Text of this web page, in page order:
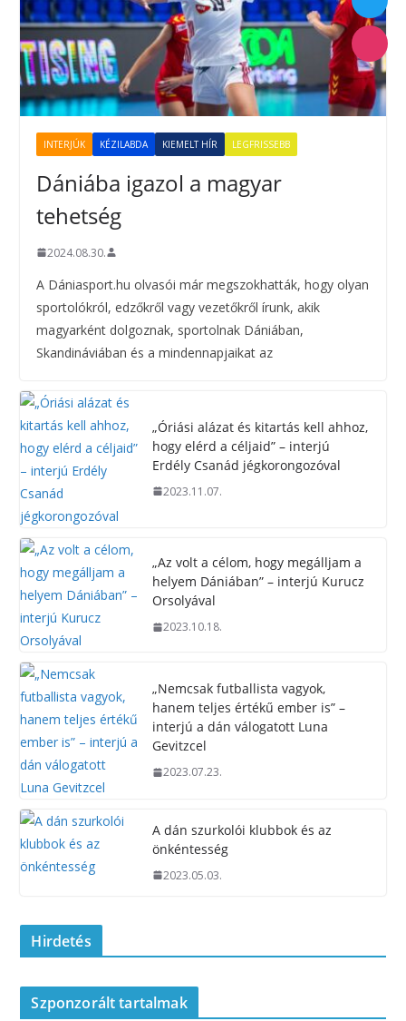
INTERJÚK KÉZILABDA KIEMELT HÍR LEGFRISSEBB
Dániába igazol a magyar
tehetség
2024.08.30.
A Dániasport.hu olvasói már megszokhatták, hogy olyan
sportolókról, edzőkről vagy vezetőkről írunk, akik
magyarként dolgoznak, sportolnak Dániában,
Skandináviában és a mindennapjaikat az
„Óriási alázat és kitartás kell ahhoz,
hogy elérd a céljaid” – interjú
Erdély Csanád jégkorongozóval
2023.11.07.
„Az volt a célom, hogy megálljam a
helyem Dániában” – interjú Kurucz
Orsolyával
2023.10.18.
„Nemcsak futballista vagyok,
hanem teljes értékű ember is” –
interjú a dán válogatott Luna
Gevitzcel
2023.07.23.
A dán szurkolói klubbok és az
önkéntesség
2023.05.03.
Hirdetés
Szponzorált tartalmak